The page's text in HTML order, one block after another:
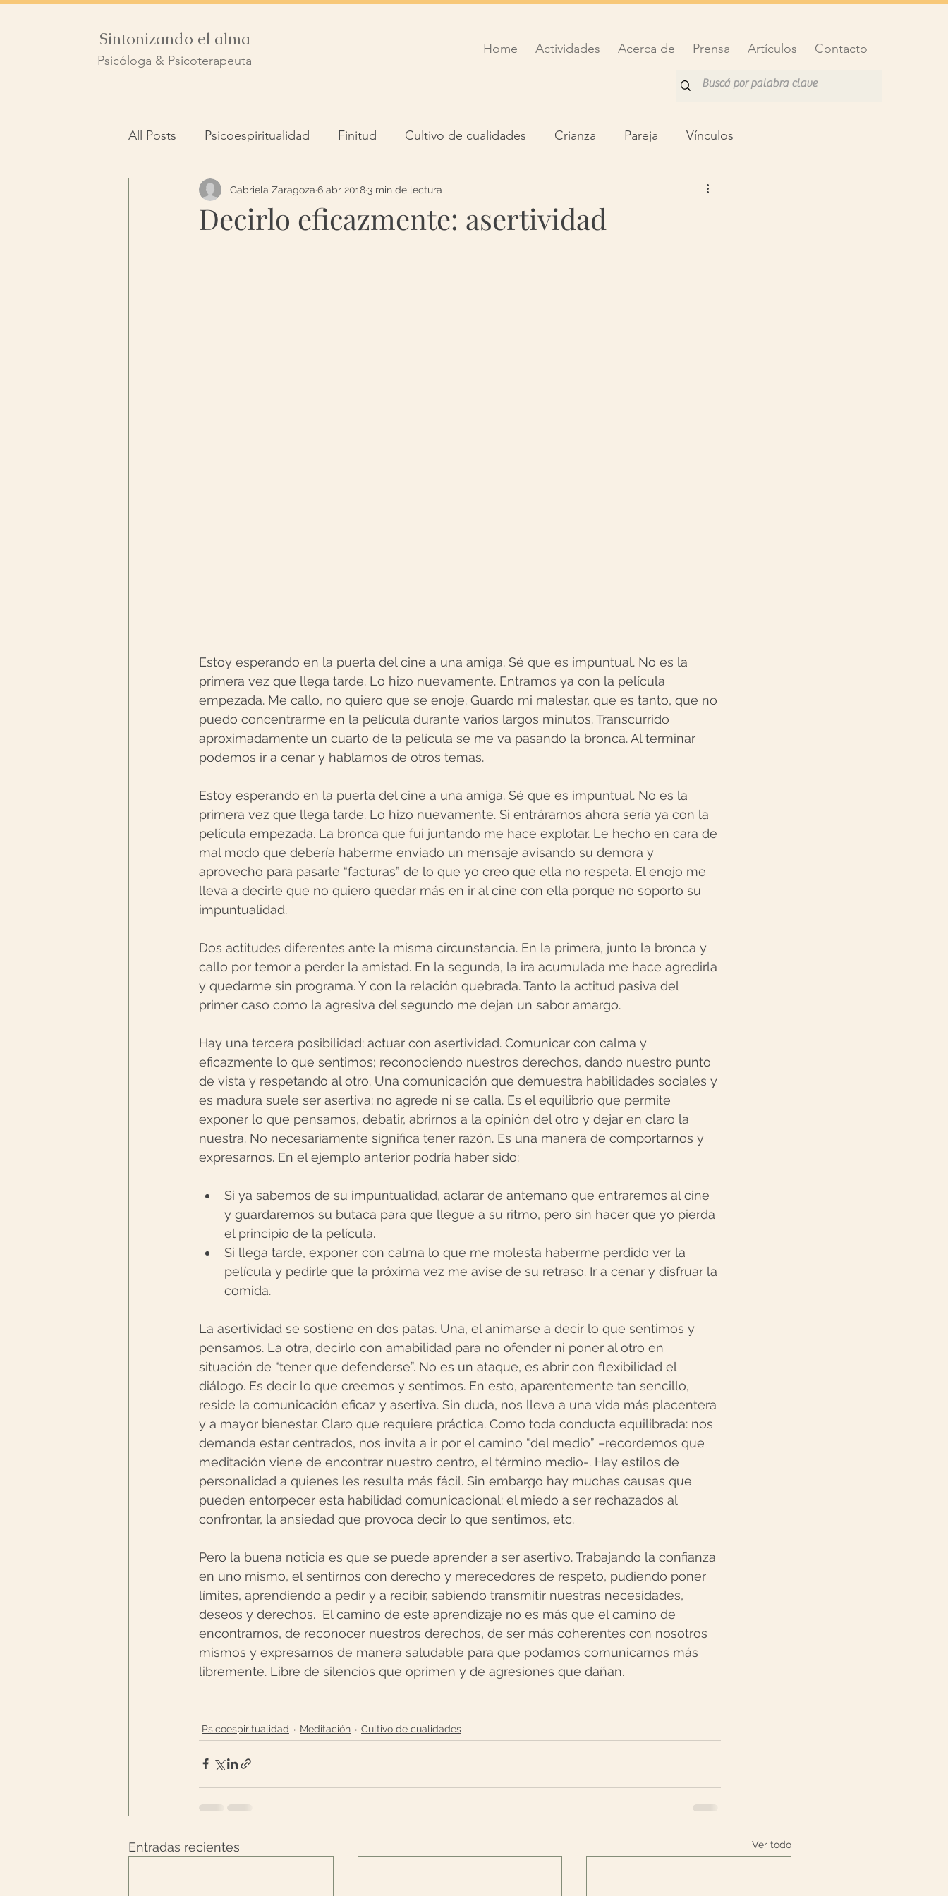
Sintonizando el alma
Psicóloga & Psicoterapeuta
Home Actividades Acerca de Prensa Artículos Contacto
All Posts Psicoespiritualidad Finitud Cultivo de cualidades Crianza Pareja Vínculos
Longevidad Duelo Meditación
Decirlo eficazmente: asertividad
Gabriela Zaragoza 6 abr 2018 3 min de lectura
Estoy esperando en la puerta del cine a una amiga. Sé que es impuntual. No es la
primera vez que llega tarde. Lo hizo nuevamente. Entramos ya con la película
empezada. Me callo, no quiero que se enoje. Guardo mi malestar, que es tanto, que no
puedo concentrarme en la película durante varios largos minutos. Transcurrido
aproximadamente un cuarto de la película se me va pasando la bronca. Al terminar
podemos ir a cenar y hablamos de otros temas.
Estoy esperando en la puerta del cine a una amiga. Sé que es impuntual. No es la
primera vez que llega tarde. Lo hizo nuevamente. Si entráramos ahora sería ya con la
película empezada. La bronca que fui juntando me hace explotar. Le hecho en cara de
mal modo que debería haberme enviado un mensaje avisando su demora y
aprovecho para pasarle “facturas” de lo que yo creo que ella no respeta. El enojo me
lleva a decirle que no quiero quedar más en ir al cine con ella porque no soporto su
impuntualidad.
Dos actitudes diferentes ante la misma circunstancia. En la primera, junto la bronca y
callo por temor a perder la amistad. En la segunda, la ira acumulada me hace agredirla
y quedarme sin programa. Y con la relación quebrada. Tanto la actitud pasiva del
primer caso como la agresiva del segundo me dejan un sabor amargo.
Hay una tercera posibilidad: actuar con asertividad. Comunicar con calma y
eficazmente lo que sentimos; reconociendo nuestros derechos, dando nuestro punto
de vista y respetando al otro. Una comunicación que demuestra habilidades sociales y
es madura suele ser asertiva: no agrede ni se calla. Es el equilibrio que permite
exponer lo que pensamos, debatir, abrirnos a la opinión del otro y dejar en claro la
nuestra. No necesariamente significa tener razón. Es una manera de comportarnos y
expresarnos. En el ejemplo anterior podría haber sido:
Si ya sabemos de su impuntualidad, aclarar de antemano que entraremos al cine
y guardaremos su butaca para que llegue a su ritmo, pero sin hacer que yo pierda
el principio de la película.
Si llega tarde, exponer con calma lo que me molesta haberme perdido ver la
película y pedirle que la próxima vez me avise de su retraso. Ir a cenar y disfruar la
comida.
La asertividad se sostiene en dos patas. Una, el animarse a decir lo que sentimos y
pensamos. La otra, decirlo con amabilidad para no ofender ni poner al otro en
situación de “tener que defenderse”. No es un ataque, es abrir con flexibilidad el
diálogo. Es decir lo que creemos y sentimos. En esto, aparentemente tan sencillo,
reside la comunicación eficaz y asertiva. Sin duda, nos lleva a una vida más placentera
y a mayor bienestar. Claro que requiere práctica. Como toda conducta equilibrada: nos
demanda estar centrados, nos invita a ir por el camino “del medio” –recordemos que
meditación viene de encontrar nuestro centro, el término medio-. Hay estilos de
personalidad a quienes les resulta más fácil. Sin embargo hay muchas causas que
pueden entorpecer esta habilidad comunicacional: el miedo a ser rechazados al
confrontar, la ansiedad que provoca decir lo que sentimos, etc.
Pero la buena noticia es que se puede aprender a ser asertivo. Trabajando la confianza
en uno mismo, el sentirnos con derecho y merecedores de respeto, pudiendo poner
límites, aprendiendo a pedir y a recibir, sabiendo transmitir nuestras necesidades,
deseos y derechos.  El camino de este aprendizaje no es más que el camino de
encontrarnos, de reconocer nuestros derechos, de ser más coherentes con nosotros
mismos y expresarnos de manera saludable para que podamos comunicarnos más
libremente. Libre de silencios que oprimen y de agresiones que dañan.
Psicoespiritualidad Meditación Cultivo de cualidades
Entradas recientes Ver todo